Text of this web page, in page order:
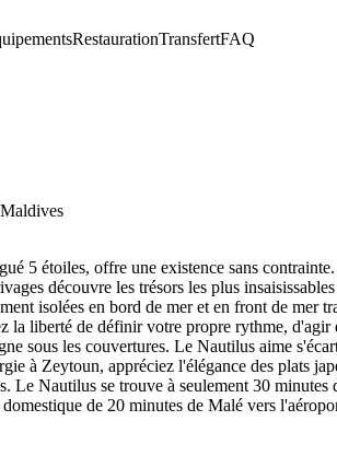
RestaurationTransfertFAQ
5 étoiles, offre une existence sans
découvre les trésors les plus
isolées en bord de mer et en front de
la liberté de définir votre propre rythme,
sous les couvertures. Le Nautilus aime
à Zeytoun, appréciez l'élégance des plats
Le Nautilus se trouve à seulement 30
de 20 minutes de Malé vers